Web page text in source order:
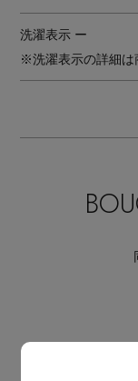
洗濯表示 ー
※洗濯表示の詳細は